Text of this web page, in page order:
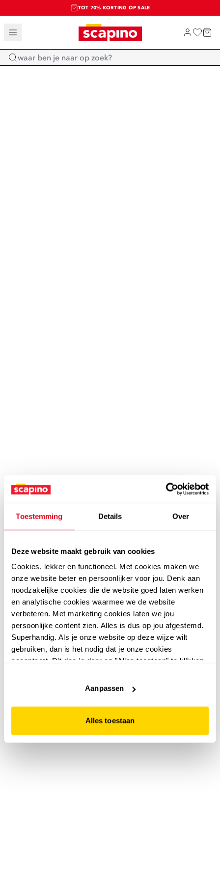
Toestemming Details Over
Deze website maakt gebruik van cookies
Cookies, lekker en functioneel. Met cookies maken we
onze website beter en persoonlijker voor jou. Denk aan
noodzakelijke cookies die de website goed laten werken
en analytische cookies waarmee we de website
verbeteren. Met marketing cookies laten we jou
persoonlijke content zien. Alles is dus op jou afgestemd.
Superhandig. Als je onze website op deze wijze wilt
gebruiken, dan is het nodig dat je onze cookies
accepteert. Dit doe je door op "Alles toestaan" te klikken.
website niet optimaal functioneert.
Aanpassen
Alles toestaan
TOT 70% KORTING OP SALE
SALE: LAATSTE KANS!
SHOP NIEUW
Home